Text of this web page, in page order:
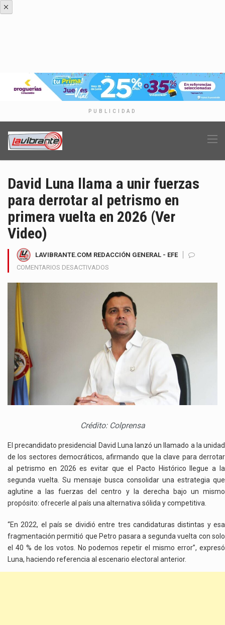
PUBLICIDAD
David Luna llama a unir fuerzas
para derrotar al petrismo en
primera vuelta en 2026 (Ver
Video)
LAVIBRANTE.COM REDACCIÓN GENERAL - EFE
COMENTARIOS DESACTIVADOS
LLAMA
A
UNIR
FUERZAS
PARA
DERROTAR
AL
PETRISMO
EN
PRIMERA
VUELTA
2026
VIDEO)
Crédito: Colprensa
El precandidato presidencial David Luna lanzó un llamado a la unidad
de los sectores democráticos, afirmando que la clave para derrotar
al petrismo en 2026 es evitar que el Pacto Histórico llegue a la
segunda vuelta. Su mensaje busca consolidar una estrategia que
aglutine a las fuerzas del centro y la derecha bajo un mismo
propósito: ofrecerle al país una alternativa sólida y competitiva.
“En 2022, el país se dividió entre tres candidaturas distintas y esa
fragmentación permitió que Petro pasara a segunda vuelta con solo
el 40 % de los votos. No podemos repetir el mismo error”, expresó
Luna, haciendo referencia al escenario electoral anterior.